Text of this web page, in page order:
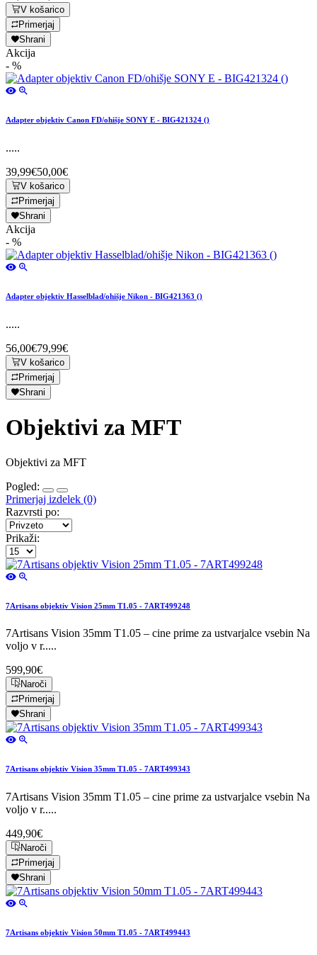
V košarico
Primerjaj
Shrani
Akcija
- %
Adapter objektiv Canon FD/ohišje SONY E - BIG421324 ()
.....
39,99€50,00€
V košarico
Primerjaj
Shrani
Akcija
- %
Adapter objektiv Hasselblad/ohišje Nikon - BIG421363 ()
.....
56,00€79,99€
V košarico
Primerjaj
Shrani
Objektivi za MFT
Objektivi za MFT
Pogled:
Primerjaj izdelek (0)
Razvrsti po:
Prikaži:
7Artisans objektiv Vision 25mm T1.05 - 7ART499248
7Artisans Vision 35mm T1.05 – cine prime za ustvarjalce vsebin Na
voljo v r.....
599,90€
Naroči
Primerjaj
Shrani
7Artisans objektiv Vision 35mm T1.05 - 7ART499343
7Artisans Vision 35mm T1.05 – cine prime za ustvarjalce vsebin Na
voljo v r.....
449,90€
Naroči
Primerjaj
Shrani
7Artisans objektiv Vision 50mm T1.05 - 7ART499443